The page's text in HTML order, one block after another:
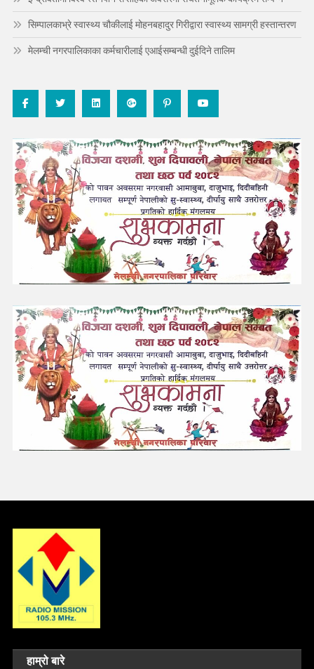
सिम्पालकाभ्रे स्वास्थ्य चौकीलाई मोहनबहादुर गिरीद्वारा स्वास्थ्य सामग्री हस्तान्तरण
मेलम्ची नगरपालिकाका कर्मचारीलाई एआईसम्बन्धी दुईदिने तालिम
हाम्रो बारे